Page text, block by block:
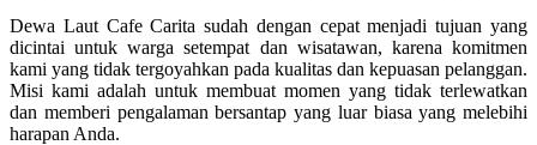
Dewa Laut Cafe Carita sudah dengan cepat menjadi tujuan yang
dicintai untuk warga setempat dan wisatawan, karena komitmen
kami yang tidak tergoyahkan pada kualitas dan kepuasan pelanggan.
Misi kami adalah untuk membuat momen yang tidak terlewatkan
dan memberi pengalaman bersantap yang luar biasa yang melebihi
harapan Anda.